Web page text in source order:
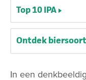
In een
Top 10 IPA
Ontdek biersoort